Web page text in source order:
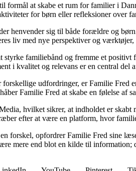
formål at skabe et rum for familier i
for børn eller refleksioner over
henvender sig til både forældre og
liv med nye perspektiver og
styrke familiebånd og fremme et
i kvalitet og relevans er en central del
udfordringer, er Familie
Familie Fred at skabe en følelse af
hvilket sikrer, at indholdet er
efter at være en platform, hvor
forskel, opfordrer Familie Fred sine
mere end blot en kilde til